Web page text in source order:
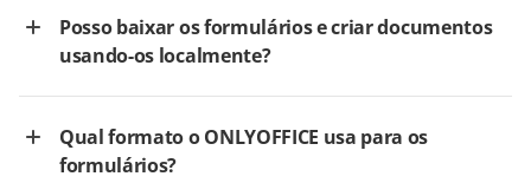
Posso baixar os formulários e criar documentos
usando-os localmente?
Qual formato o ONLYOFFICE usa para os
formulários?